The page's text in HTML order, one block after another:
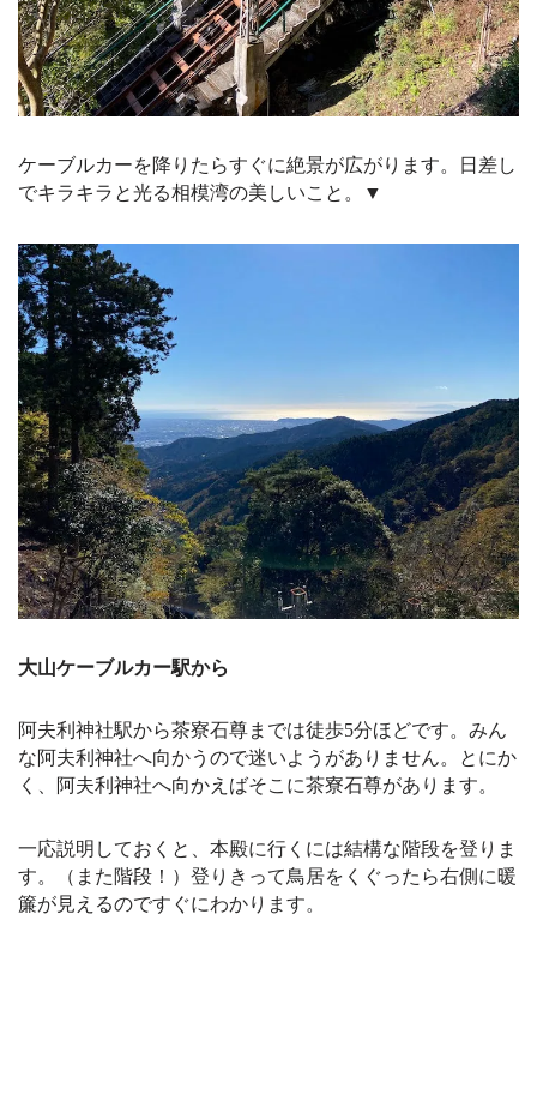
ケーブルカーを降りたらすぐに絶景が広がります。日差し
でキラキラと光る相模湾の美しいこと。▼
大山ケーブルカー駅から
阿夫利神社駅から茶寮石尊までは徒歩5分ほどです。みん
な阿夫利神社へ向かうので迷いようがありません。とにか
く、阿夫利神社へ向かえばそこに茶寮石尊があります。
一応説明しておくと、本殿に行くには結構な階段を登りま
す。（また階段！）登りきって鳥居をくぐったら右側に暖
簾が見えるのですぐにわかります。